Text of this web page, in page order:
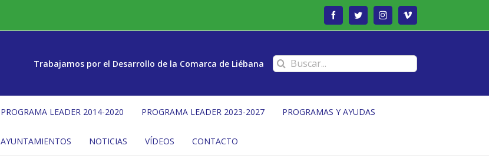
FacebookTwitterInstagramVimeo
Trabajamos por el Desarrollo de la Comarca de Liébana Buscar:
PROGRAMA LEADER 2014-2020 PROGRAMA LEADER 2023-2027 PROGRAMAS Y AYUDAS
AYUNTAMIENTOS NOTICIAS VÍDEOS CONTACTO